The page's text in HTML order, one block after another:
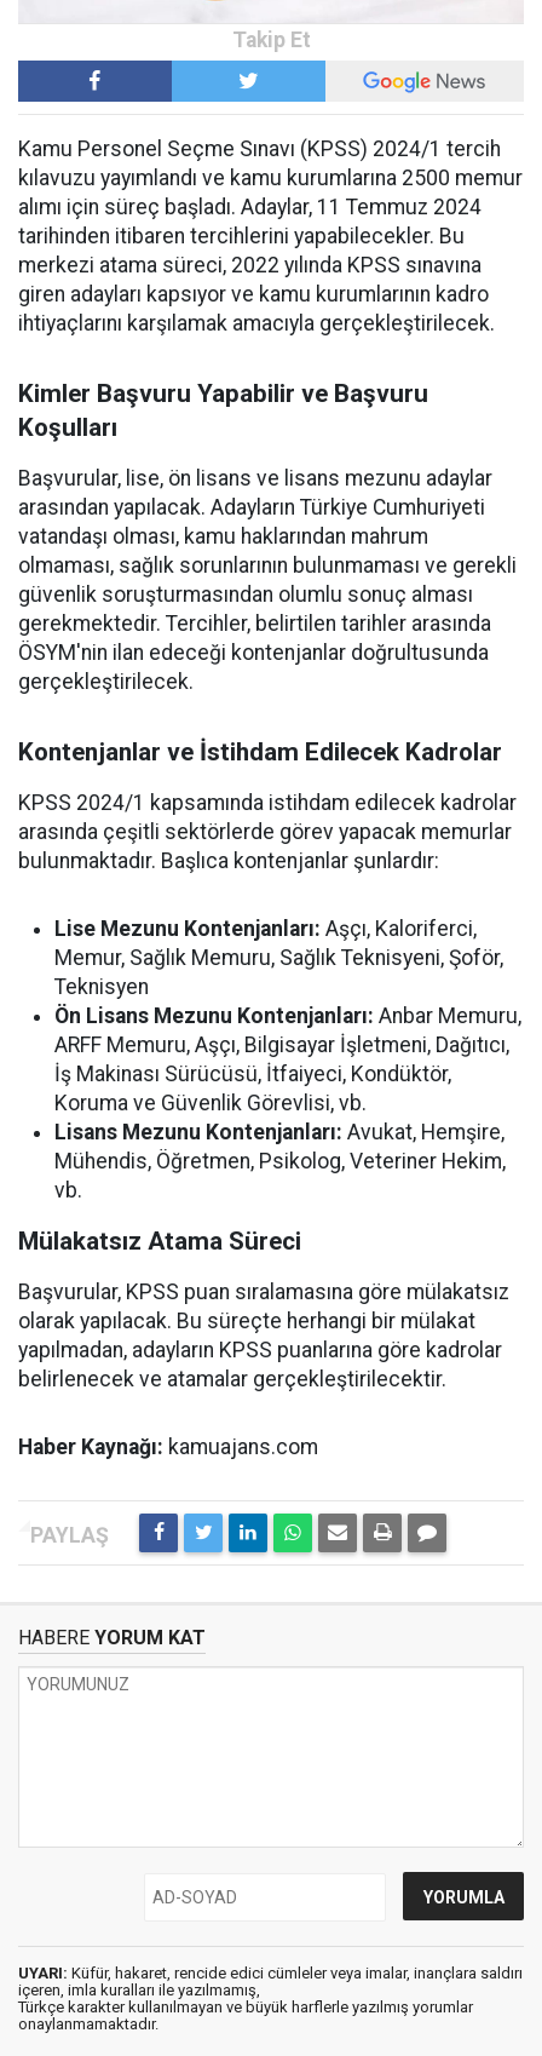
Kamu Personel Seçme Sınavı (KPSS) 2024/1 tercih
kılavuzu yayımlandı ve kamu kurumlarına 2500 memur
alımı için süreç başladı. Adaylar, 11 Temmuz 2024
tarihinden itibaren tercihlerini yapabilecekler. Bu
merkezi atama süreci, 2022 yılında KPSS sınavına
giren adayları kapsıyor ve kamu kurumlarının kadro
ihtiyaçlarını karşılamak amacıyla gerçekleştirilecek.
Kimler Başvuru Yapabilir ve Başvuru
Koşulları
Başvurular, lise, ön lisans ve lisans mezunu adaylar
arasından yapılacak. Adayların Türkiye Cumhuriyeti
vatandaşı olması, kamu haklarından mahrum
olmaması, sağlık sorunlarının bulunmaması ve gerekli
güvenlik soruşturmasından olumlu sonuç alması
gerekmektedir. Tercihler, belirtilen tarihler arasında
ÖSYM'nin ilan edeceği kontenjanlar doğrultusunda
gerçekleştirilecek.
Kontenjanlar ve İstihdam Edilecek Kadrolar
KPSS 2024/1 kapsamında istihdam edilecek kadrolar
arasında çeşitli sektörlerde görev yapacak memurlar
bulunmaktadır. Başlıca kontenjanlar şunlardır:
Lise Mezunu Kontenjanları: Aşçı, Kaloriferci,
Memur, Sağlık Memuru, Sağlık Teknisyeni, Şoför,
Teknisyen
Ön Lisans Mezunu Kontenjanları: Anbar Memuru,
ARFF Memuru, Aşçı, Bilgisayar İşletmeni, Dağıtıcı,
İş Makinası Sürücüsü, İtfaiyeci, Kondüktör,
Koruma ve Güvenlik Görevlisi, vb.
Lisans Mezunu Kontenjanları: Avukat, Hemşire,
Mühendis, Öğretmen, Psikolog, Veteriner Hekim,
vb.
Mülakatsız Atama Süreci
Başvurular, KPSS puan sıralamasına göre mülakatsız
olarak yapılacak. Bu süreçte herhangi bir mülakat
yapılmadan, adayların KPSS puanlarına göre kadrolar
belirlenecek ve atamalar gerçekleştirilecektir.
Haber Kaynağı: kamuajans.com
HABERE YORUM KAT
UYARI: Küfür, hakaret, rencide edici cümleler veya imalar, inançlara saldırı
içeren, imla kuralları ile yazılmamış,
Türkçe karakter kullanılmayan ve büyük harflerle yazılmış yorumlar
onaylanmamaktadır.